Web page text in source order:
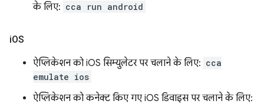
के लिए: cca run android
iOS
ऐप्लिकेशन को iOS सिम्युलेटर पर चलाने के लिए: cca
emulate ios
ऐप्लिकेशन को कनेक्ट किए गए iOS डिवाइस पर चलाने के लिए: